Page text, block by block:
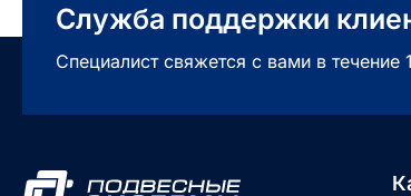
Служба поддержки
Специалист свяжется с вами в течение